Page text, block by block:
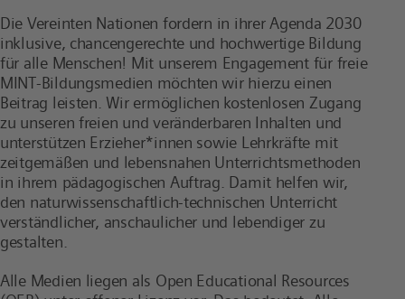
Die Vereinten Nationen fordern in ihrer Agenda 2030
inklusive, chancengerechte und hochwertige Bildung
für alle Menschen! Mit unserem Engagement für freie
MINT-Bildungsmedien möchten wir hierzu einen
Beitrag leisten. Wir ermöglichen kostenlosen Zugang
zu unseren freien und veränderbaren Inhalten und
unterstützen Erzieher*innen sowie Lehrkräfte mit
zeitgemäßen und lebensnahen Unterrichtsmethoden
in ihrem pädagogischen Auftrag. Damit helfen wir,
den naturwissenschaftlich-technischen Unterricht
verständlicher, anschaulicher und lebendiger zu
gestalten.
Alle Medien liegen als Open Educational Resources